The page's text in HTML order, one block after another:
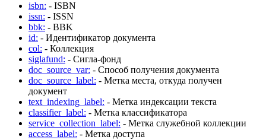
isbn: - ISBN
issn: - ISSN
bbk: - BBK
id: - Идентификатор документа
col: - Коллекция
siglafund: - Сигла-фонд
doc_source_var: - Способ получения документа
doc_source_label: - Метка места, откуда получен
документ
text_indexing_label: - Метка индексации текста
classifier_label: - Метка классификатора
service_collection_label: - Метка служебной коллекции
access_label: - Метка доступа